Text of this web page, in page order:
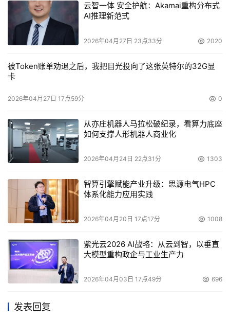
云智一体 安全护航：Akamai重构分布式
AI推理新范式
2026年04月27日 23点33分 2020
被Token账单劝退之后，我把目光投向了这张英特尔的32G显
卡
2026年04月27日 17点59分 0
从亦庄机器人马拉松破纪录，看算力底座
如何支撑人形机器人商业化
2026年04月24日 22点31分 1303
智算引擎赋能产业升级：思源电气HPC
体系化能力应用实践
2026年04月20日 17点17分 1008
紫光云2026 AI战略：从云到智，以垂直
大模型重构政企与工业生产力
2026年04月03日 17点49分 696
发表回复